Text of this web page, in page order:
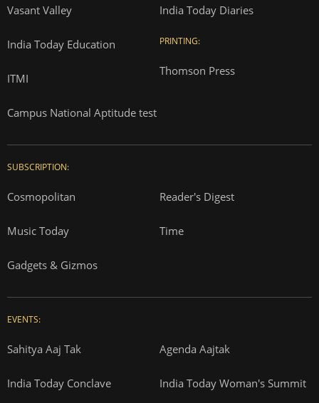
Vasant Valley
India Today Education
ITMI
Campus National Aptitude test
India Today Diaries
PRINTING:
Thomson Press
SUBSCRIPTION:
Cosmopolitan Reader's Digest
Music Today Time
Gadgets & Gizmos
EVENTS:
Sahitya Aaj Tak Agenda Aajtak
India Today Conclave India Today Woman's Summit